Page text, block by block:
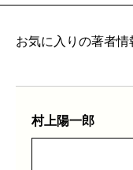
お気に入りの著者情
村上陽一郎